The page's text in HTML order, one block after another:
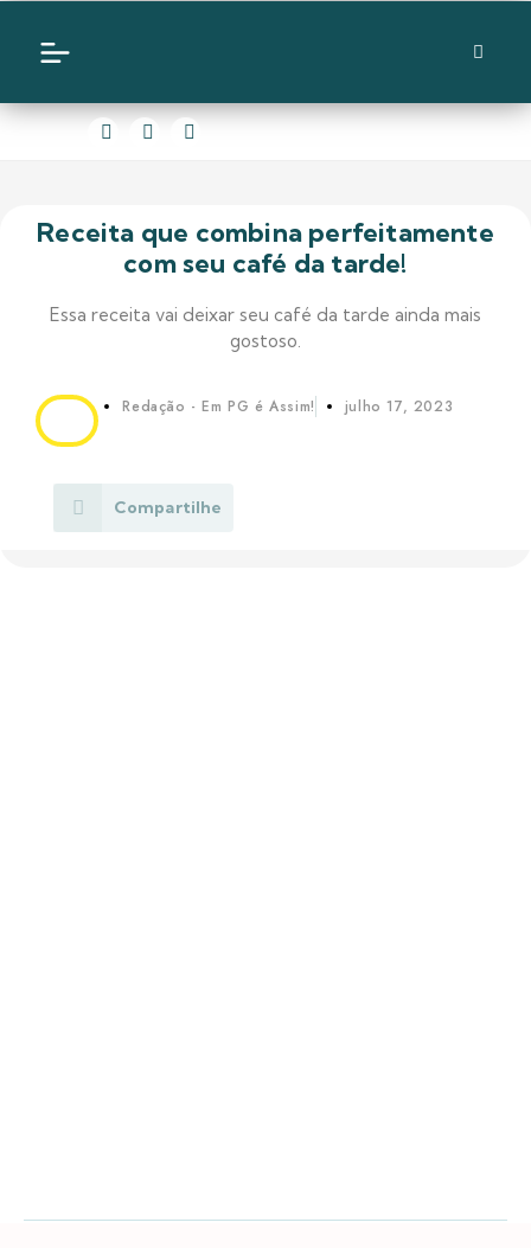
Receita que combina perfeitamente
com seu café da tarde!
Essa receita vai deixar seu café da tarde ainda mais
gostoso.
Redação - Em PG é Assim! julho 17, 2023
Compartilhe